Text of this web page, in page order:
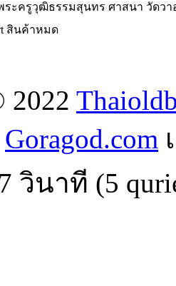
ระครูวุฒิธรรมสุนทร ศาสนา วัดว
สินค้าหมด
2022
Goragod.com
วินาที (5